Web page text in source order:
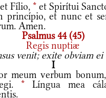
Fílio, * et Spirítui
et nunc et
Amen.
Psalmus 44 (45)
Regis nuptiæ
venit; exite obviam ei
I
meum verbum bonum,
* Língua mea